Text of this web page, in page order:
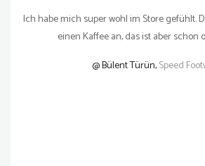
Ich habe mich super wohl im Store gefühlt.
einen Kaffee an, das ist aber schon
@ Bülent Türün,Speed